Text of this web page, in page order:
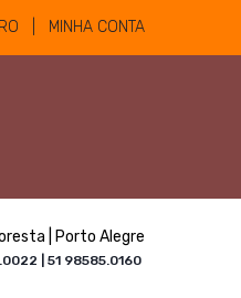
| MINHA CONTA
| Porto Alegre
| 51 98585.0160